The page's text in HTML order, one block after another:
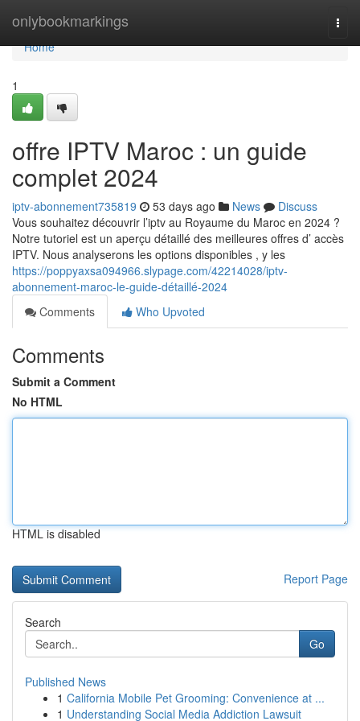
onlybookmarkings
Home
Home
1
offre IPTV Maroc : un guide
complet 2024
iptv-abonnement735819 53 days ago News
Discuss
Vous souhaitez découvrir l’iptv au Royaume du Maroc en 2024 ?
Notre tutoriel est un aperçu détaillé des meilleures offres d’ accès
IPTV. Nous analyserons les options disponibles , y les
https://poppyaxsa094966.slypage.com/42214028/iptv-
abonnement-maroc-le-guide-détaillé-2024
Comments
Who Upvoted
Comments
Submit a Comment
No HTML
HTML is disabled
Report Page
Search
Go
Published News
1 California Mobile Pet Grooming: Convenience at ...
1 Understanding Social Media Addiction Lawsuit